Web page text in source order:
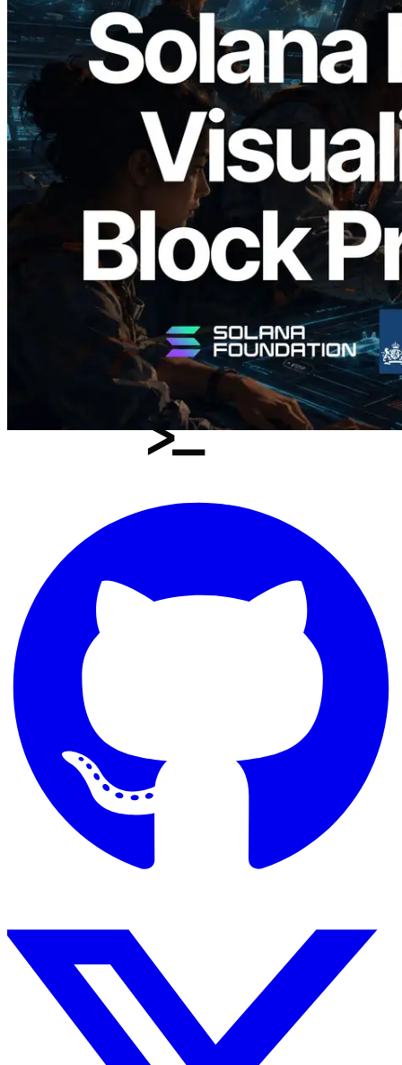
2026.05.24
Validators Solutions 釋出 Solana Block
Analyzer — 以 slot 為單位視覺化區塊生
成時間與負責驗證者